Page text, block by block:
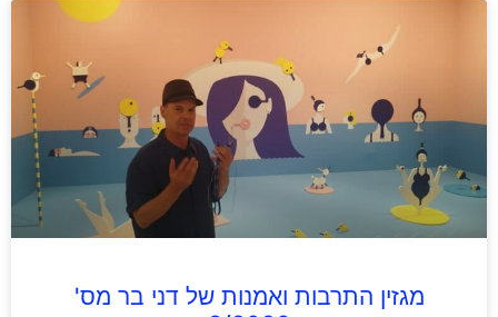
מגזין התרבות ואמנות של דני בר מס'